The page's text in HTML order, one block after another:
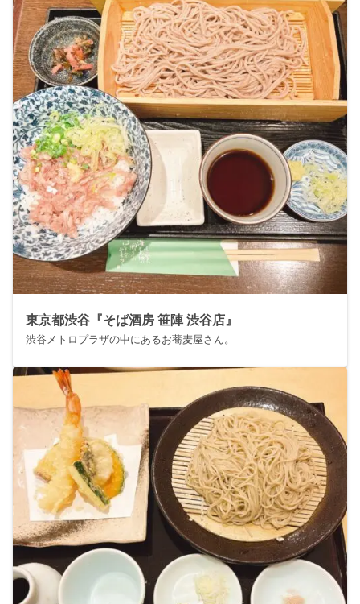
東京都渋谷『そば酒房 笹陣 渋谷店』
渋谷メトロプラザの中にあるお蕎麦屋さん。